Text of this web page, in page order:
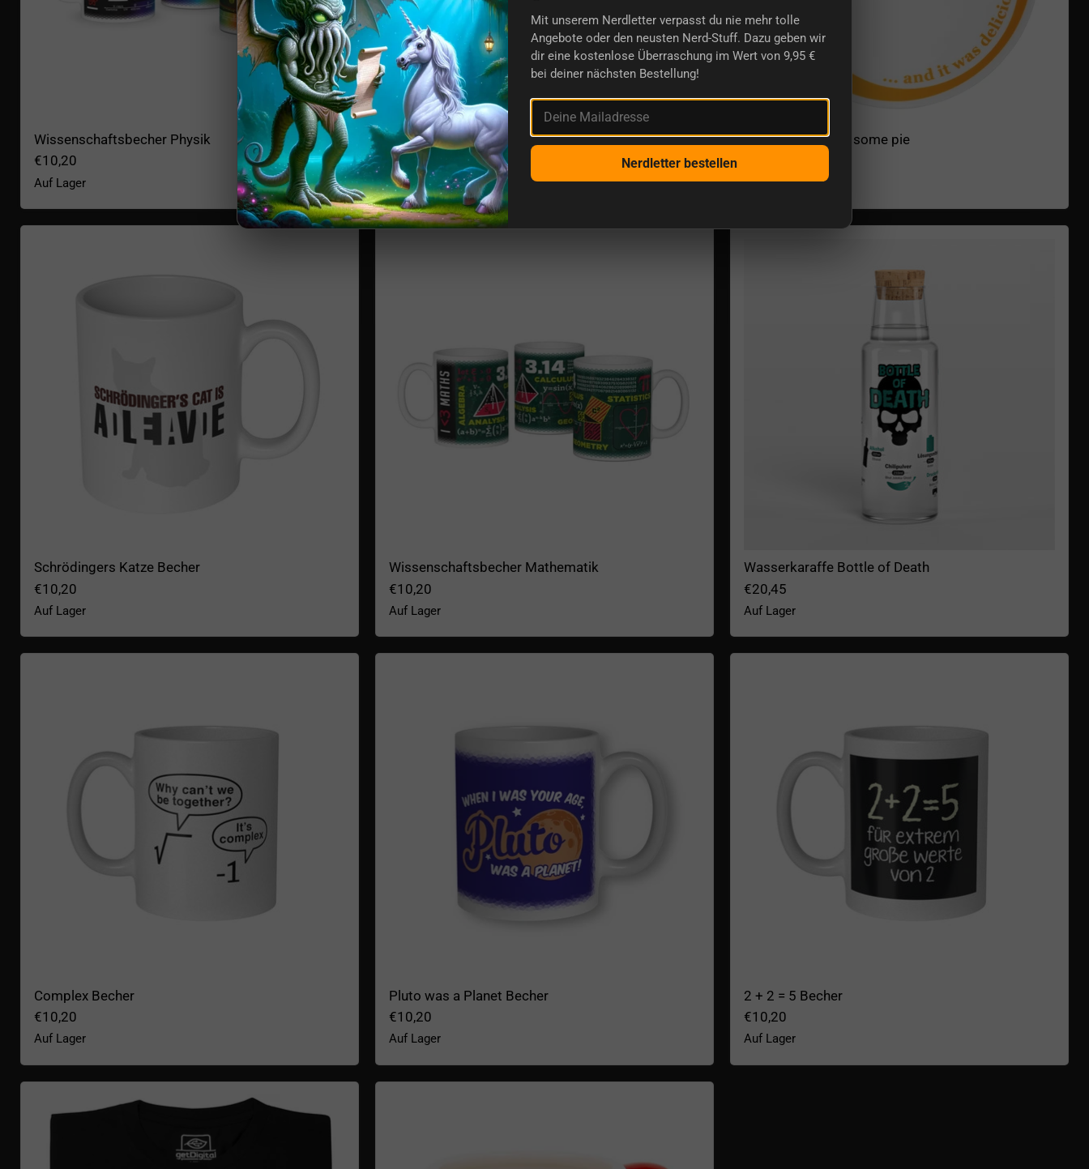
Wissenschaftsbecher Physik
€10,20
Auf Lager
Intelligence - Stephen Hawking Zitat Becher
€10,20
Geringer Bestand
Kuchenteller I ate some pie
Auf Lager
Schrödingers Katze Becher
€10,20
Auf Lager
Wissenschaftsbecher Mathematik
€10,20
Auf Lager
Wasserkaraffe Bottle of Death
€20,45
Auf Lager
Complex Becher
€10,20
Auf Lager
Pluto was a Planet Becher
€10,20
Auf Lager
2 + 2 = 5 Becher
€10,20
Auf Lager
Mit unserem Nerdletter verpasst du nie mehr tolle
Angebote oder den neusten Nerd-Stuff. Dazu geben wir
dir eine kostenlose Überraschung im Wert von 9,95 €
bei deiner nächsten Bestellung!
Deine Mailadresse
Nerdletter bestellen